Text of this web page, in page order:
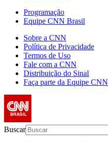
Programação
Equipe CNN Brasil
Sobre a CNN
Política de Privacidade
Termos de Uso
Fale com a CNN
Distribuição do Sinal
Faça parte da Equipe CNN
Buscar